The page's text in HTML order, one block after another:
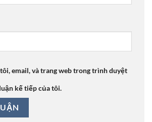
email, và trang web trong trình duyệt
kế tiếp của tôi.